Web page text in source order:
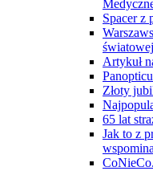
Spacer z
światowej
Artykuł
Złoty
65 lat
Jak to z